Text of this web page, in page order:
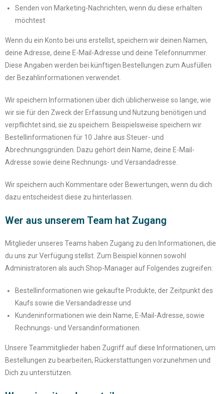
Senden von Marketing-Nachrichten, wenn du diese erhalten
möchtest
Wenn du ein Konto bei uns erstellst, speichern wir deinen Namen,
deine Adresse, deine E-Mail-Adresse und deine Telefonnummer.
Diese Angaben werden bei künftigen Bestellungen zum Ausfüllen
der Bezahlinformationen verwendet.
Wir speichern Informationen über dich üblicherweise so lange, wie
wir sie für den Zweck der Erfassung und Nutzung benötigen und
verpflichtet sind, sie zu speichern. Beispielsweise speichern wir
Bestellinformationen für 10 Jahre aus Steuer- und
Abrechnungsgründen. Dazu gehört dein Name, deine E-Mail-
Adresse sowie deine Rechnungs- und Versandadresse.
Wir speichern auch Kommentare oder Bewertungen, wenn du dich
dazu entscheidest diese zu hinterlassen.
Wer aus unserem Team hat Zugang
Mitglieder unseres Teams haben Zugang zu den Informationen, die
du uns zur Verfügung stellst. Zum Beispiel können sowohl
Administratoren als auch Shop-Manager auf Folgendes zugreifen:
Bestellinformationen wie gekaufte Produkte, der Zeitpunkt des
Kaufs sowie die Versandadresse und
Kundeninformationen wie dein Name, E-Mail-Adresse, sowie
Rechnungs- und Versandinformationen.
Unsere Teammitglieder haben Zugriff auf diese Informationen, um
Bestellungen zu bearbeiten, Rückerstattungen vorzunehmen und
Dich zu unterstützen.